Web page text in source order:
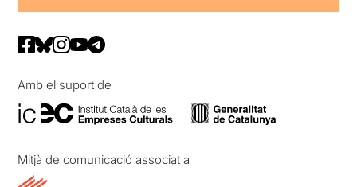
Amb el suport de
Mitjà de comunicació associat a